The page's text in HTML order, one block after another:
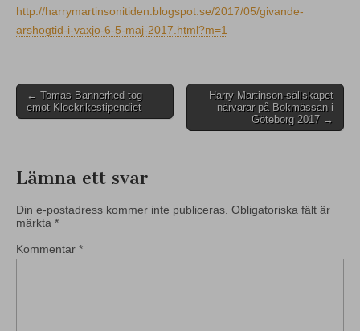
http://harrymartinsonitiden.blogspot.se/2017/05/givande-
arshogtid-i-vaxjo-6-5-maj-2017.html?m=1
Post
navigation
← Tomas Bannerhed tog
emot Klockrikestipendiet
Harry Martinson-sällskapet
närvarar på Bokmässan i
Göteborg 2017 →
Lämna ett svar
Din e-postadress kommer inte publiceras. Obligatoriska fält är
märkta *
Kommentar *